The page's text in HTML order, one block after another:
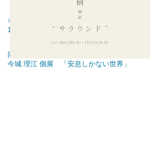
http://gallery-shibatacho.jimdo.com
※レセプションパーティー 10/31（土）
18時～20時
同時開催
今城 理江 個展 「安息しかない世界」